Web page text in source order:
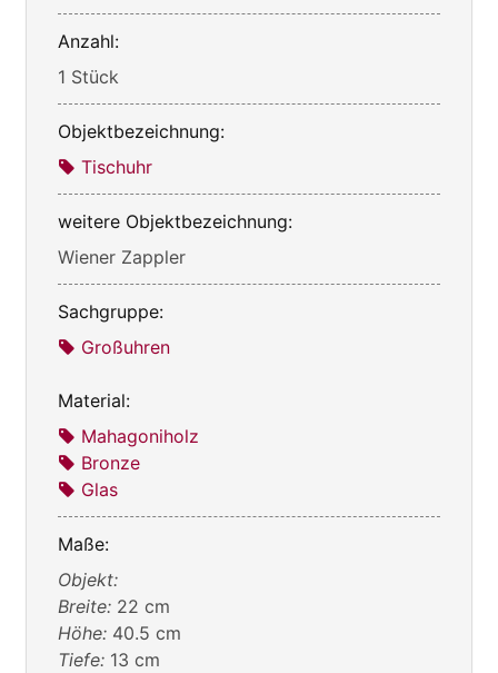
Anzahl:
1 Stück
Objektbezeichnung:
Tischuhr
weitere Objektbezeichnung:
Wiener Zappler
Sachgruppe:
Großuhren
Material:
Mahagoniholz
Bronze
Glas
Maße:
Objekt:
Breite: 22 cm
Höhe: 40.5 cm
Tiefe: 13 cm